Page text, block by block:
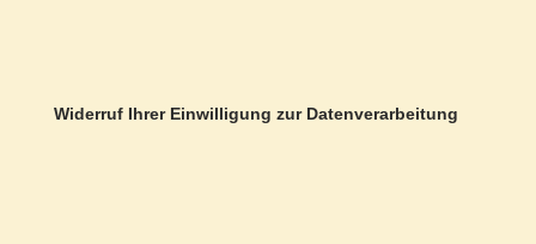
Widerruf Ihrer Einwilligung zur Datenverarbeitung